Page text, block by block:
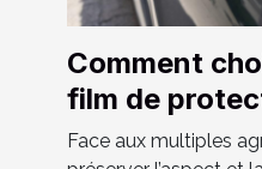
Comment
film de
votre
Face aux multiples